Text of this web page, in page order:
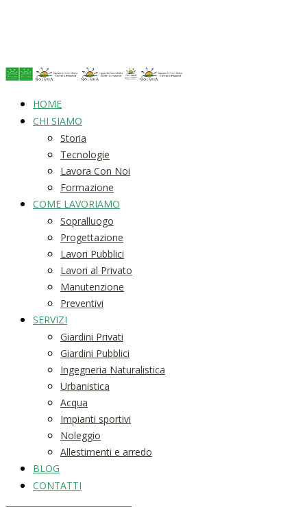
HOME
CHI SIAMO
Storia
Tecnologie
Lavora Con Noi
Formazione
COME LAVORIAMO
Sopralluogo
Progettazione
Lavori Pubblici
Lavori al Privato
Manutenzione
Preventivi
SERVIZI
Giardini Privati
Giardini Pubblici
Ingegneria Naturalistica
Urbanistica
Acqua
Impianti sportivi
Noleggio
Allestimenti e arredo
BLOG
CONTATTI